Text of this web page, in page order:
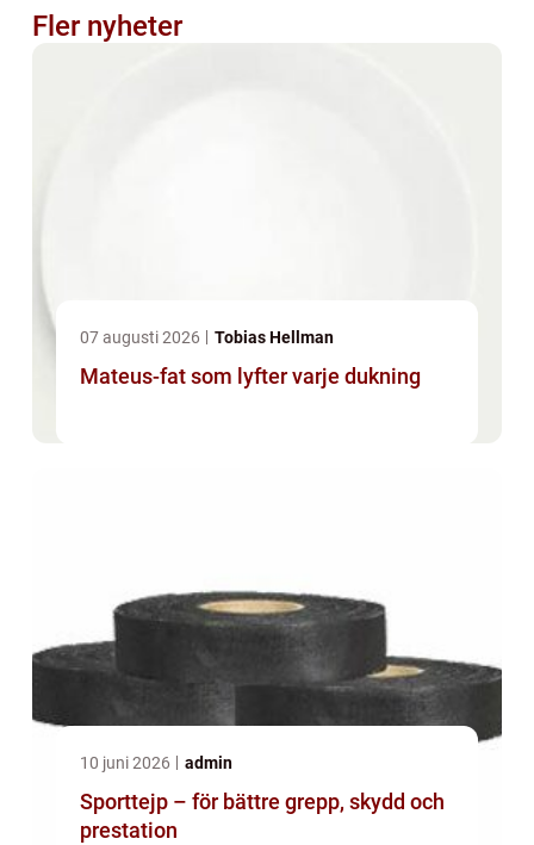
Fler nyheter
07 augusti 2026 Tobias Hellman
Mateus-fat som lyfter varje dukning
10 juni 2026 admin
Sporttejp – för bättre grepp, skydd och
prestation